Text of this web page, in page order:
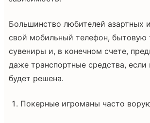
Большинство любителей азартных
свой мобильный телефон, бытовую
сувениры и, в конечном счете,
даже транспортные средства, если
будет решена.
Покерные игроманы часто